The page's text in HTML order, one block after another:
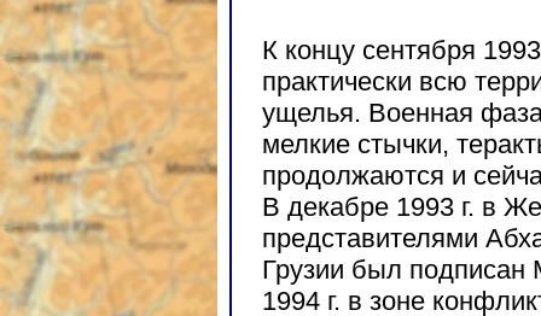
К концу сентября
практически всю
ущелья. Военная
мелкие стычки,
продолжаются и
В декабре 1993 г. в
представителями
Грузии был
1994 г. в зоне